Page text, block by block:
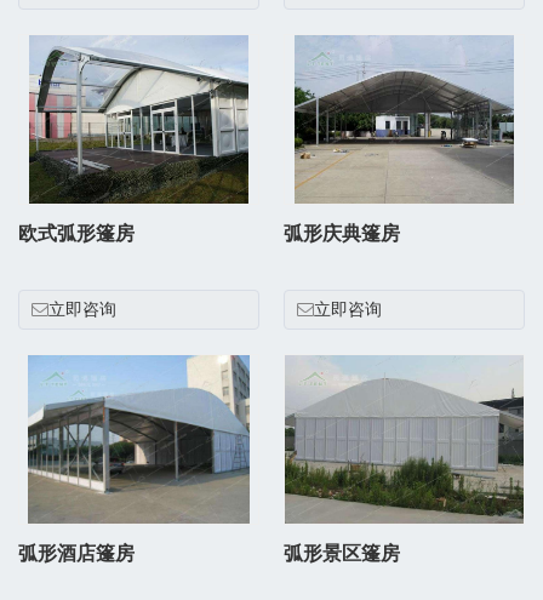
欧式弧形篷房
立即咨询
弧形庆典篷房
立即咨询
弧形酒店篷房 弧形景区篷房